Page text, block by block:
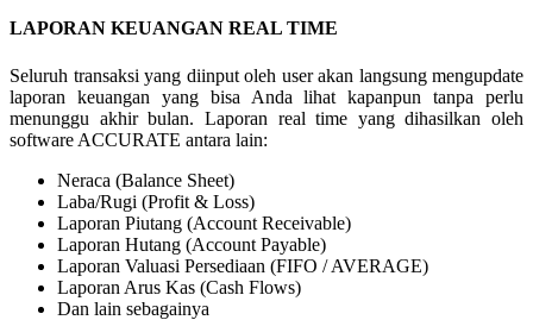
LAPORAN KEUANGAN REAL TIME
Seluruh transaksi yang diinput oleh user akan langsung mengupdate
laporan keuangan yang bisa Anda lihat kapanpun tanpa perlu
menunggu akhir bulan. Laporan real time yang dihasilkan oleh
software ACCURATE antara lain:
Neraca (Balance Sheet)
Laba/Rugi (Profit & Loss)
Laporan Piutang (Account Receivable)
Laporan Hutang (Account Payable)
Laporan Valuasi Persediaan (FIFO / AVERAGE)
Laporan Arus Kas (Cash Flows)
Dan lain sebagainya